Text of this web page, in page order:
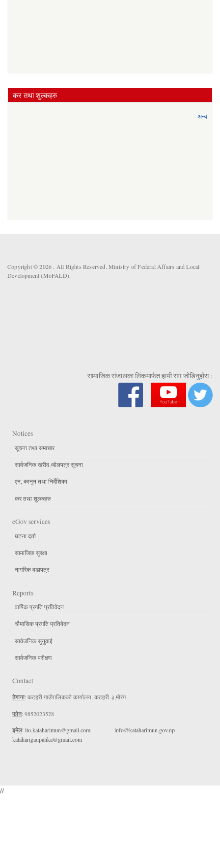
कर तथा शुल्कहरु
अन्य
Copyright © 2026 . All Rights Reserved. Ministry of Federal Affairs and Local
Development (MoFALD).
सामाजिक संजालका लिंकमार्फत हामी संग जोडिनुहोस :
Notices
सूचना तथा समाचार
सार्वजनिक खरीद /बोलपत्र सूचना
एन, कानुन तथा निर्देशिका
कर तथा शुल्कहरु
eGov services
घटना दर्ता
सामाजिक सुरक्षा
नागरिक वडापत्र
Reports
वार्षिक प्रगति प्रतिवेदन
चौमासिक प्रगति प्रतिवेदन
सार्वजनिक सुनुवाई
सार्वजनिक परीक्षण
Contact
ठेगाना: कटहरी गाउँपालिकको कार्यालय, कटहरी-३,मोरंग
फोन: 9852023528
इमेल: ito.kataharimun@gmail.com
info@kataharimun.gov.np
kataharigaupalika@gmail.com
//